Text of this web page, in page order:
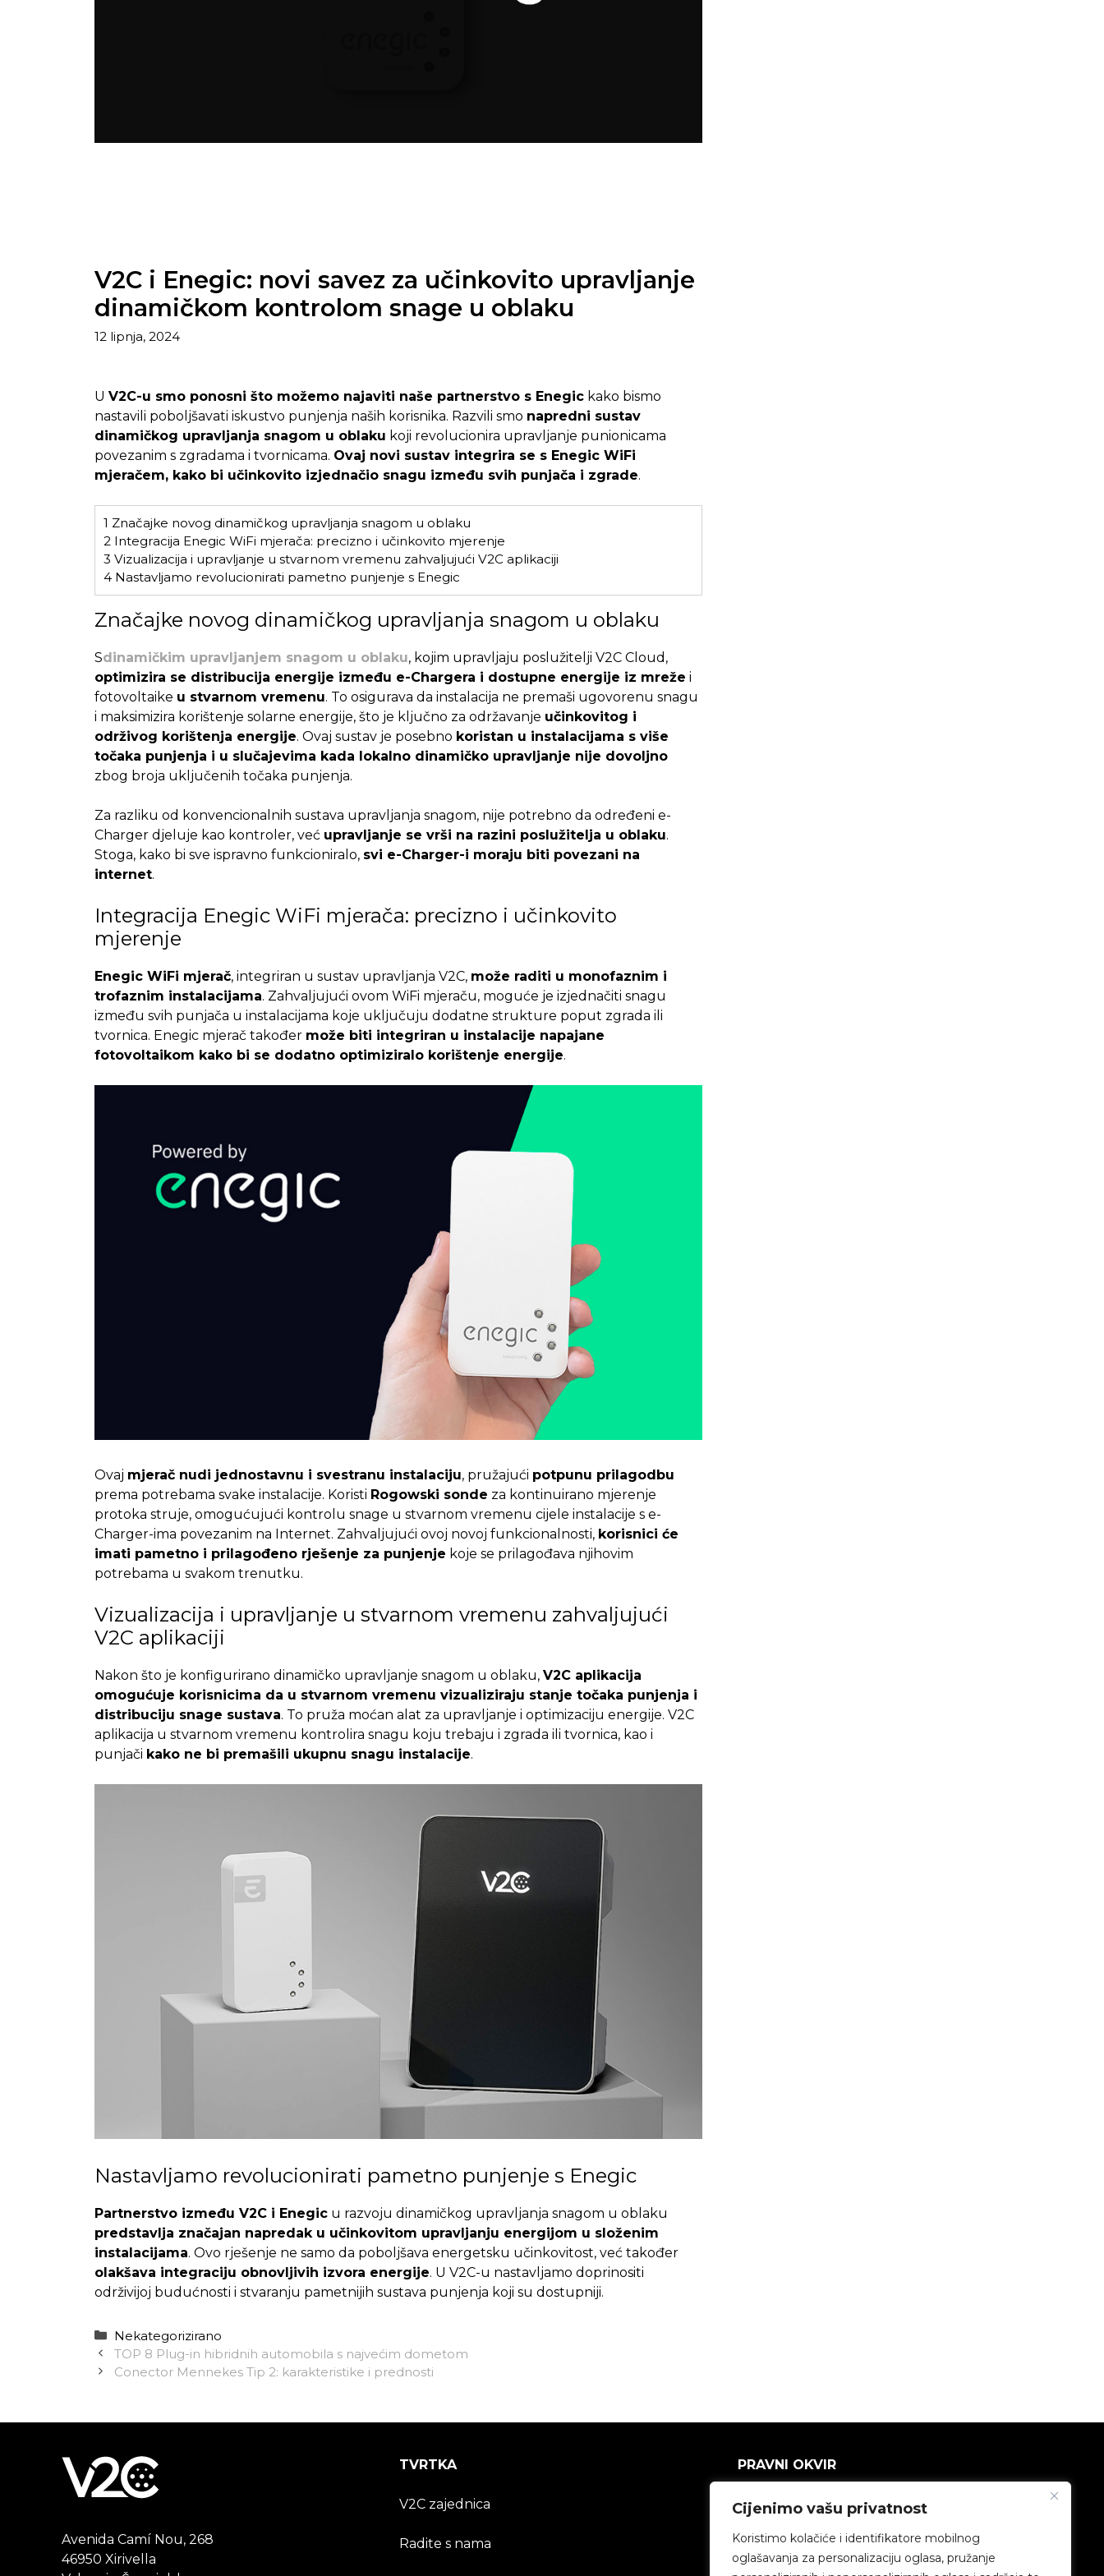
Cijenimo vašu privatnost
Koristimo kolačiće i identifikatore mobilnog
oglašavanja za personalizaciju oglasa, pružanje
V2C i Enegic: novi savez za učinkovito upravljanje
dinamičkom kontrolom snage u oblaku
12 lipnja, 2024
U V2C-u smo ponosni što možemo najaviti naše partnerstvo s Enegickako bismo
nastavili poboljšavati iskustvo punjenja naših korisnika. Razvili smo napredni sustav
dinamičkog upravljanja snagom u oblaku koji revolucionira upravljanje punionicama
povezanim s zgradama i tvornicama. Ovaj novi sustav integrira se s Enegic WiFi
mjeračem, kako bi učinkovito izjednačio snagu između svih punjača i zgrade.
1 Značajke novog dinamičkog upravljanja snagom u oblaku
2Integracija Enegic WiFi mjerača: precizno i učinkovito mjerenje
3 Vizualizacija i upravljanje u stvarnom vremenu zahvaljujući V2C aplikaciji
4Nastavljamo revolucionirati pametno punjenje s Enegic
Značajke novog dinamičkog upravljanja snagom u oblaku
Sdinamičkim upravljanjem snagom u oblaku, kojim upravljaju poslužitelji V2C Cloud,
optimizira se distribucija energije između e-Chargera i dostupne energije iz mreže i
fotovoltaike u stvarnom vremenu. To osigurava da instalacija ne premaši ugovorenu snagu
i maksimizira korištenje solarne energije, što je ključno za održavanje učinkovitog i
održivog korištenja energije. Ovaj sustav je posebno koristan u instalacijama s više
točaka punjenja i u slučajevima kada lokalno dinamičko upravljanje nije dovoljno
zbog broja uključenih točaka punjenja.
Za razliku od konvencionalnih sustava upravljanja snagom, nije potrebno da određeni e-
Charger djeluje kao kontroler, već upravljanje se vrši na razini poslužitelja u oblaku.
Stoga, kako bi sve ispravno funkcioniralo, svi e-Charger-i moraju biti povezani na
internet.
Integracija Enegic WiFi mjerača: precizno i učinkovito
mjerenje
Enegic WiFi mjerač, integriran u sustav upravljanja V2C, može raditi u monofaznim i
trofaznim instalacijama. Zahvaljujući ovom WiFi mjeraču, moguće je izjednačiti snagu
između svih punjača u instalacijama koje uključuju dodatne strukture poput zgrada ili
tvornica. Enegic mjerač također može biti integriran u instalacije napajane
fotovoltaikom kako bi se dodatno optimiziralo korištenje energije.
Ovaj mjerač nudi jednostavnu i svestranu instalaciju, pružajući potpunu prilagodbu
prema potrebama svake instalacije. Koristi Rogowski sonde za kontinuirano mjerenje
protoka struje, omogućujući kontrolu snage u stvarnom vremenu cijele instalacije s e-
Charger-ima povezanim na Internet. Zahvaljujući ovoj novoj funkcionalnosti, korisnici će
imati pametno i prilagođeno rješenje za punjenje koje se prilagođava njihovim
potrebama u svakom trenutku.
Vizualizacija i upravljanje u stvarnom vremenu zahvaljujući
V2C aplikaciji
Nakon što je konfigurirano dinamičko upravljanje snagom u oblaku, V2C aplikacija
omogućuje korisnicima da u stvarnom vremenu vizualiziraju stanje točaka punjenja i
distribuciju snage sustava. To pruža moćan alat za upravljanje i optimizaciju energije. V2C
aplikacija u stvarnom vremenu kontrolira snagu koju trebaju i zgrada ili tvornica, kao i
punjači kako ne bi premašili ukupnu snagu instalacije.
Nastavljamo revolucionirati pametno punjenje s Enegic
Partnerstvo između V2C i Enegicu razvoju dinamičkog upravljanja snagom u oblaku
predstavlja značajan napredak u učinkovitom upravljanju energijom u složenim
instalacijama. Ovo rješenje ne samo da poboljšava energetsku učinkovitost, već također
olakšava integraciju obnovljivih izvora energije. U V2C-u nastavljamo doprinositi
održivijoj budućnosti i stvaranju pametnijih sustava punjenja koji su dostupniji.
Kategorije
Nekategorizirano
TOP 8 Plug-in hibridnih automobila s najvećim dometom
Conector Mennekes Tip 2: karakteristike i prednosti
Avenida Camí Nou, 268
46950 Xirivella
TVRTKA
V2C zajednica
Radite s nama
PRAVNI OKVIR
Politika privatnosti
Pravna napomena